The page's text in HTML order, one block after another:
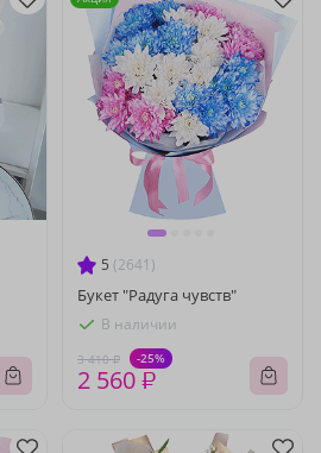
5 (2641)
Букет "Радуга чувств"
В наличии
3 410 ₽ -25%
2 560 ₽